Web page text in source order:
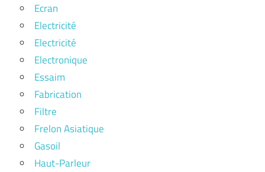
Ecran
Electricité
Electricité
Electronique
Essaim
Fabrication
Filtre
Frelon Asiatique
Gasoil
Haut-Parleur